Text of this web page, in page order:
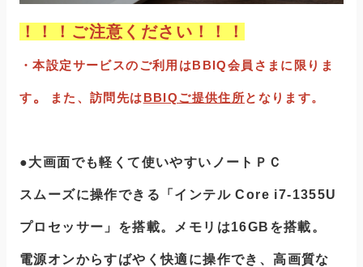
！！！ご注意ください！！！
・本設定サービスのご利用はBBIQ会員さまに限りま
す。 また、訪問先はBBIQご提供住所となります。
●大画面でも軽くて使いやすいノートＰＣ
スムーズに操作できる「インテル Core i7-1355U
プロセッサー」を搭載。メモリは16GBを搭載。
電源オンからすばやく快適に操作でき、高画質な